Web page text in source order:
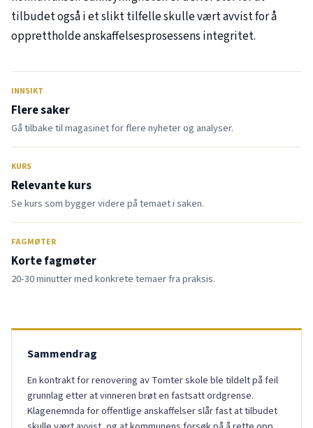
tilbudet også i et slikt tilfelle skulle vært avvist for å
opprettholde anskaffelsesprosessens integritet.
INNSIKT
Flere saker
Gå tilbake til magasinet for flere nyheter og analyser.
KURS
Relevante kurs
Se kurs som bygger videre på temaet i saken.
FAGMØTER
Korte fagmøter
20-30 minutter med konkrete temaer fra praksis.
Sammendrag
En kontrakt for renovering av Tomter skole ble tildelt på feil
grunnlag etter at vinneren brøt en fastsatt ordgrense.
Klagenemnda for offentlige anskaffelser slår fast at tilbudet